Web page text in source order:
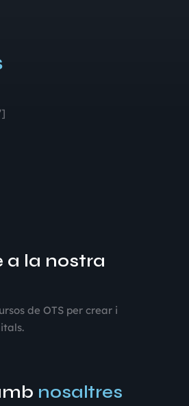
a la nostra
de OTS per crear i
nosaltres